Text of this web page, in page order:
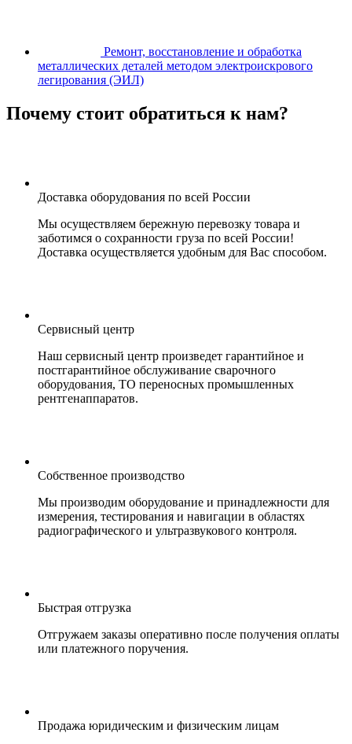
Ремонт, восстановление и обработка
металлических деталей методом электроискрового
легирования (ЭИЛ)
Почему стоит обратиться к нам?
Доставка оборудования по всей России
Мы осуществляем бережную перевозку товара и
заботимся о сохранности груза по всей России!
Доставка осуществляется удобным для Вас способом.
Сервисный центр
Наш сервисный центр произведет гарантийное и
постгарантийное обслуживание сварочного
оборудования, ТО переносных промышленных
рентгенаппаратов.
Собственное производство
Мы производим оборудование и принадлежности для
измерения, тестирования и навигации в областях
радиографического и ультразвукового контроля.
Быстрая отгрузка
Отгружаем заказы оперативно после получения оплаты
или платежного поручения.
Продажа юридическим и физическим лицам